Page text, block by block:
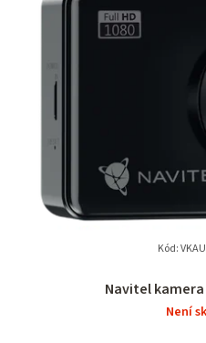
Navitel kamera
Není
Kód: